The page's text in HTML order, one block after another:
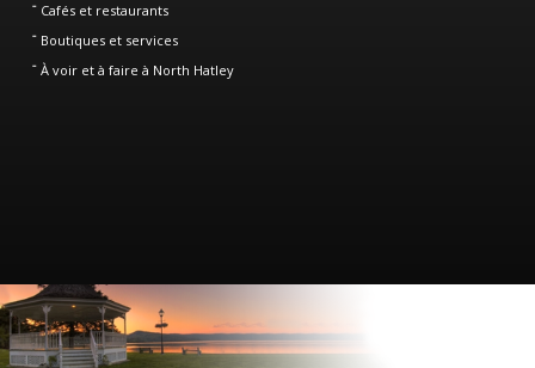
Cafés et restaurants
Boutiques et services
À voir et à faire à North Hatley